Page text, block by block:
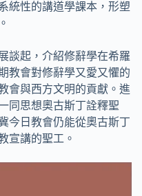
統性的講道學課本，形塑
談起，介紹修辭學在希羅
教會對修辭學又愛又懼的
會與西方文明的貢獻。進
同思想奧古斯丁詮釋聖
今日教會仍能從奧古斯丁
宣講的聖工。